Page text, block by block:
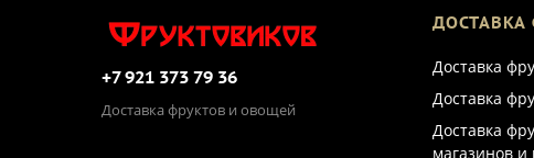
+7 921 373 79 36
Доставка фруктов и овощей
ДОСТАВКА
Доставка
Доставка
Доставка
магазинов и